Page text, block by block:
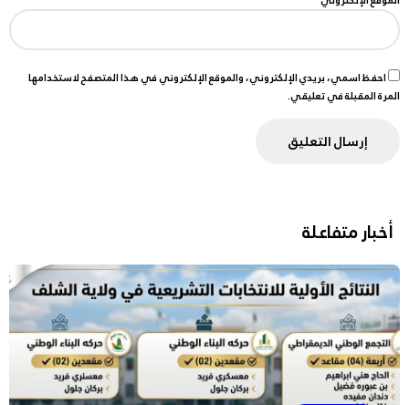
احفظ اسمي، بريدي الإلكتروني، والموقع الإلكتروني في هذا المتصفح لاستخدامها
المرة المقبلة في تعليقي.
أخبار متفاعلة